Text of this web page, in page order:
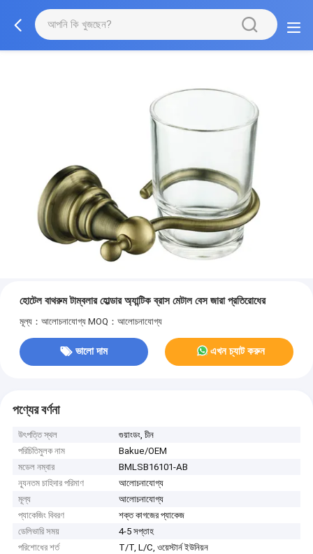
হোটেল বাথরুম টাম্বলার হোল্ডার অ্যান্টিক ব্রাস মেটাল বেস জারা প্রতিরোধের
মূল্য：আলোচনাযোগ্য MOQ：আলোচনাযোগ্য
ভালো দাম এখন চ্যাট করুন
পণ্যের বর্ণনা
উৎপত্তি স্থল
গুয়াংডং, চীন
পরিচিতিমুলক নাম
Bakue/OEM
মডেল নম্বার
BMLSB16101-AB
ন্যূনতম চাহিদার পরিমাণ
আলোচনাযোগ্য
মূল্য
আলোচনাযোগ্য
প্যাকেজিং বিবরণ
শক্ত কাগজের প্যাকেজ
ডেলিভারি সময়
4-5 সপ্তাহ
পরিশোধের শর্ত
T/T, L/C, ওয়েস্টার্ন ইউনিয়ন